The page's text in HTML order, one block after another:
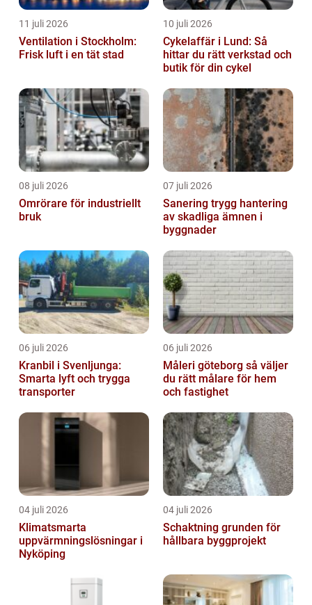
11 juli 2026
Ventilation i Stockholm:
Frisk luft i en tät stad
10 juli 2026
Cykelaffär i Lund: Så
hittar du rätt verkstad och
butik för din cykel
08 juli 2026
Omrörare för industriellt
bruk
07 juli 2026
Sanering trygg hantering
av skadliga ämnen i
byggnader
06 juli 2026
Kranbil i Svenljunga:
Smarta lyft och trygga
transporter
06 juli 2026
Måleri göteborg så väljer
du rätt målare för hem
och fastighet
04 juli 2026
Klimatsmarta
uppvärmningslösningar i
Nyköping
04 juli 2026
Schaktning grunden för
hållbara byggprojekt